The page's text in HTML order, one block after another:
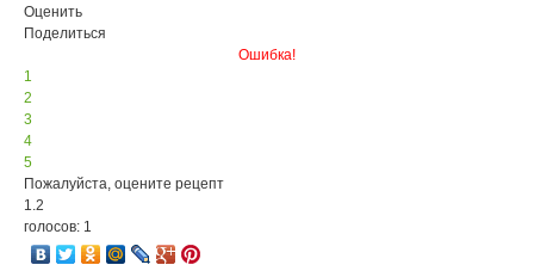
Оценить
Поделиться
Ошибка!
1
2
3
4
5
Пожалуйста, оцените рецепт
1.2
голосов: 1